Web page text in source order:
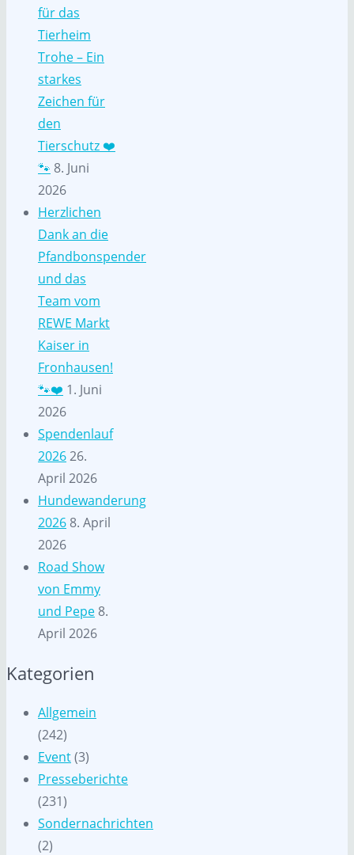
für das
Tierheim
Trohe – Ein
starkes
Zeichen für
den
Tierschutz ❤️
🐾 8. Juni
2026
Herzlichen
Dank an die
Pfandbonspender
und das
Team vom
REWE Markt
Kaiser in
Fronhausen!
🐾❤️ 1. Juni
2026
Spendenlauf
202626.
April 2026
Hundewanderung
2026 8. April
2026
Road Show
von Emmy
und Pepe 8.
April 2026
Kategorien
Allgemein
(242)
Event(3)
Presseberichte
(231)
Sondernachrichten
(2)